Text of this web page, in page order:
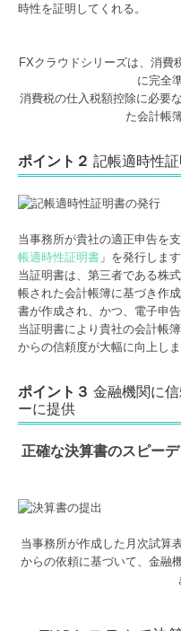
時性を証明してくれる。
FXクラウドシリーズは、消費
に完全
消費税の仕入税額控除に必要
た会計帳
ポイント２ 記帳適時性
当事務所が貴社の適正申告を
帳適時性証明書 」を発行します
当証明書は、第三者である株
帳された会計帳簿に基づき作
書が作成され、かつ、電子申
当証明書により貴社の会計帳
からの信頼度が大幅に向上しま
ポイント３ 金融機関に
ーに提供
正確な決算書のスピー
当事務所が作成した月次試算
からの依頼に基づいて、金融